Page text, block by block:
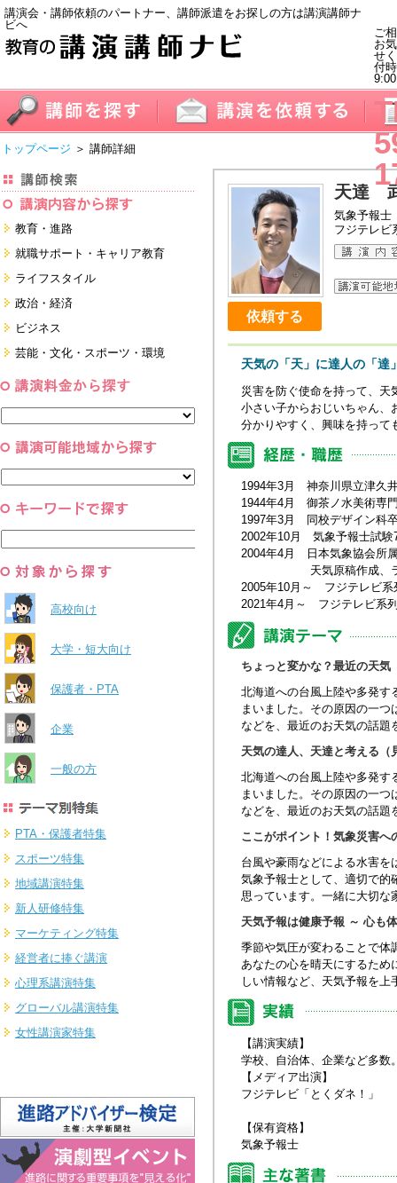
講演会・講師依頼のパートナー、講師派遣をお探しの方は講演講師ナ
ビへ
ご
お
せ
付
トップページ ＞ 講師詳細
教育・進路
進学・受験
教員・保護者
すべて
就職サポート・キャリア教育
就職サポートツール対策
面接・ディスカッション・マナー
対策
ライフスタイル
健康・美容・女性・食育
看護・介護・ボランティア
すべて
政治・経済
国際
日本
ビジネス
経営・マーケティング・ファイナ
ンス
コーチング・メンタルヘルス・人
芸能・文化・スポーツ・環境
スポーツ
すべて
高校向け
大学・短大向け
保護者・PTA
企業
一般の方
PTA・保護者特集
スポーツ特集
地域講演特集
新人研修特集
マーケティング特集
経営者に捧ぐ講演
心理系講演特集
グローバル講演特集
女性講演家特集
依頼する
天達
気象予報士
フジテレビ
天気の「天」に達人の「達
災害を防ぐ使命を持って、天
小さい子からおじいちゃん、
分かりやすく、興味を持って
1994年3月 神奈川県立津久
1944年4月 御茶ノ水美術専
1997年3月 同校デザイン科
2002年10月 気象予報士試験
2004年4月 日本気象協会所
天気原稿作成、ラジオ
2005年10月～ フジテレビ系
2021年4月～ フジテレビ系
ちょっと変かな？最近の天気
北海道への台風上陸や多発す
まいました。その原因の一
などを、最近のお天気の話題
天気の達人、天達と考える（
北海道への台風上陸や多発す
まいました。その原因の一
などを、最近のお天気の話題
ここがポイント！気象災害へ
台風や豪雨などによる水害を
気象予報士として、適切で的
思っています。一緒に大切な
天気予報は健康予報 ～ 心も
季節や気圧が変わることで体
あなたの心を晴天にするため
しい情報など、天気予報を
【講演実績】
学校、自治体、企業など多数
【メディア出演】
フジテレビ「とくダネ！」
【保有資格】
気象予報士